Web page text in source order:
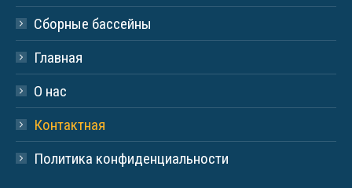
Сборные бассейны
Главная
О нас
Контактная
Политика конфиденциальности